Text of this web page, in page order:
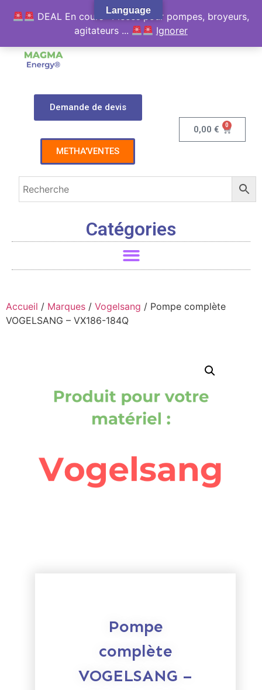
Demande de devis
METHA'VENTES
0,00€ 0
Catégories
Accueil / Marques / Vogelsang / Pompe complète
VOGELSANG – VX186-184Q
Pompe
complète
VOGELSANG –
Language
DEAL En cours : Pièces pour pompes, broyeurs,
agitateurs ...
Ignorer